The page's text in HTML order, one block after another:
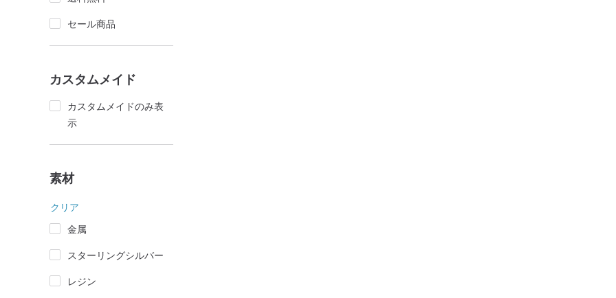
セール商品
カスタムメイド
カスタムメイドのみ表
示
素材
クリア
金属
スターリングシルバー
レジン